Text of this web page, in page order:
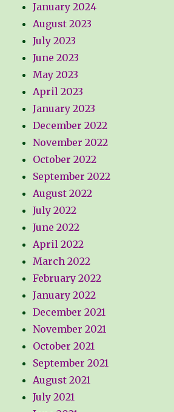
January 2024
August 2023
July 2023
June 2023
May 2023
April 2023
January 2023
December 2022
November 2022
October 2022
September 2022
August 2022
July 2022
June 2022
April 2022
March 2022
February 2022
January 2022
December 2021
November 2021
October 2021
September 2021
August 2021
July 2021